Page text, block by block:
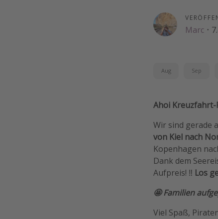
Marc ·
Aug Sep
Ahoi Kreuzfahrt-
Wir sind gerade
von Kiel nach
Kopenhagen
Dank dem
Aufpreis! ‼️ Los
🤩 Familien
Viel Spaß,